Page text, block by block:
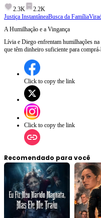
2.3K
2.2K
Justiça InstantâneaBusca da Família
A Humilhação e a Vingança
Lívia e Diego enfrentam humilhações
que têm dinheiro suficiente para
Click to copy the link
Click to copy the link
Recomendado para você